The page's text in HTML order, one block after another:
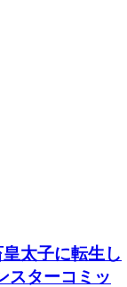
太子に転生し
スターコミッ